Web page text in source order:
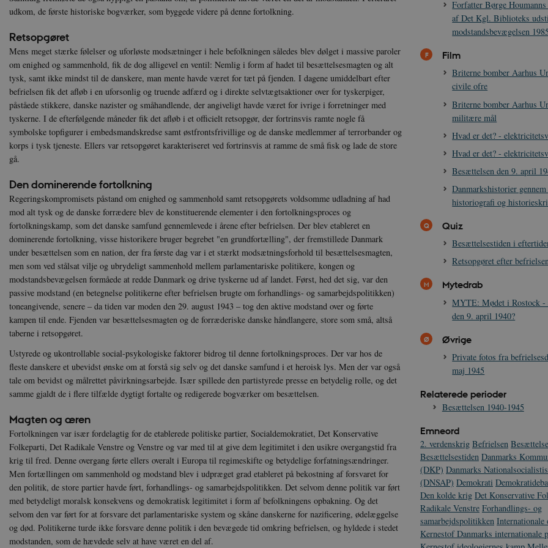
udkom, de første historiske bogværker, som byggede videre på denne fortolkning.
Retsopgøret
Mens meget stærke følelser og uforløste modsætninger i hele befolkningen således blev dølget i massive paroler
om enighed og sammenhold, fik de dog alligevel en ventil: Nemlig i form af hadet til besættelsesmagten og alt
tysk, samt ikke mindst til de danskere, man mente havde været for tæt på fjenden. I dagene umiddelbart efter
befrielsen fik det afløb i en uforsonlig og truende adfærd og i direkte selvtægtsaktioner over for tyskerpiger,
påståede stikkere, danske nazister og småhandlende, der angiveligt havde været for ivrige i forretninger med
tyskerne. I de efterfølgende måneder fik det afløb i et officielt retsopgør, der fortrinsvis ramte nogle få
symbolske topfigurer i embedsmandskredse samt østfrontsfrivillige og de danske medlemmer af terrorbander og
korps i tysk tjeneste. Ellers var retsopgøret karakteriseret ved fortrinsvis at ramme de små fisk og lade de store
gå.
Den dominerende fortolkning
Regeringskompromisets påstand om enighed og sammenhold samt retsopgørets voldsomme udladning af had
mod alt tysk og de danske forrædere blev de konstituerende elementer i den fortolkningsproces og
fortolkningskamp, som det danske samfund gennemlevede i årene efter befrielsen. Der blev etableret en
dominerende fortolkning, visse historikere bruger begrebet "en grundfortælling", der fremstillede Danmark
under besættelsen som en nation, der fra første dag var i et stærkt modsætningsforhold til besættelsesmagten,
men som ved stålsat vilje og ubrydeligt sammenhold mellem parlamentariske politikere, kongen og
modstandsbevægelsen formåede at redde Danmark og drive tyskerne ud af landet. Først, hed det sig, var den
passive modstand (en betegnelse politikerne efter befrielsen brugte om forhandlings- og samarbejdspolitikken)
toneangivende, senere – da tiden var moden den 29. august 1943 – tog den aktive modstand over og førte
kampen til ende. Fjenden var besættelsesmagten og de forræderiske danske håndlangere, store som små, altså
taberne i retsopgøret.
Ustyrede og ukontrollable social-psykologiske faktorer bidrog til denne fortolkningsproces. Der var hos de
fleste danskere et ubevidst ønske om at forstå sig selv og det danske samfund i et heroisk lys. Men der var også
tale om bevidst og målrettet påvirkningsarbejde. Især spillede den partistyrede presse en betydelig rolle, og det
samme gjaldt de i flere tilfælde dygtigt fortalte og redigerede bogværker om besættelsen.
Magten og æren
Fortolkningen var især fordelagtig for de etablerede politiske partier, Socialdemokratiet, Det Konservative
Folkeparti, Det Radikale Venstre og Venstre og var med til at give dem legitimitet i den usikre overgangstid fra
krig til fred. Denne overgang førte ellers overalt i Europa til regimeskifte og betydelige forfatningsændringer.
Men fortællingen om sammenhold og modstand blev i udpræget grad etableret på bekostning af forsvaret for
den politik, de store partier havde ført, forhandlings- og samarbejdspolitikken. Det selvom denne politik var ført
med betydeligt moralsk konsekvens og demokratisk legitimitet i form af befolkningens opbakning. Og det
selvom den var ført for at forsvare det parlamentariske system og skåne danskerne for nazificering, ødelæggelse
og død. Politikerne turde ikke forsvare denne politik i den bevægede tid omkring befrielsen, og hyldede i stedet
modstanden, som de hævdede selv at have været en del af.
Forfatter Børge
af Det Kgl. Biblioteks
modstandsbevægelsen 1985
Film
Briterne bomber Aarhus
civile ofre
Briterne bomber Aarhus
militære mål
Hvad er det? -
Hvad er det? -
Besættelsen den 9. april
Danmarkshistorier
historiografi og
Quiz
Besættelsestiden i
Retsopgøret efter
Mytedrab
MYTE: Mødet i Rostock -
den 9. april 1940?
Øvrige
Private fotos fra
maj 1945
Relaterede perioder
Besættelsen 1940-1945
Emneord
2. verdenskrig Befrielsen
Besættelsestiden Danmarks
(DKP) Danmarks
(DNSAP) Demokrati
Den kolde krig Det Konservative
Radikale Venstre Forhandlings- og
samarbejdspolitikken Internationale
Kernestof Danmarks internationale
Hjemmesiden kan ikke fungerer uden disse cookies.
.danmarkshistorien.dk
identificere en backend-session, når en
TYPO3 eller Frontend.
sp_t
Spotify Inc.
.spotify.com
1 år
Krævet for at sikre funktionaliteten af det
Dette resulterer ikke i funktionalitet på
sp_landing
Spotify Inc.
1 dag
Krævet for at sikre funktionaliteten af det
Dette resulterer ikke i funktionalitet på
JSESSIONID
Oracle Corporation
Session
JSP. Bruges normalt til at opretholde en
præferencer om samtykke til besøgende.
XSRF-TOKEN
danmarkshistoriendk.h5p.com 1 dag
Denne cookie er skrevet for at hjælpe med
forhindre forfalskningsangreb på tværs af
__cf_bm
Cloudflare Inc.
.vimeo.com
minutter
Denne cookie bruges til at skelne mellem
deres hjemmeside.
Udbyder / Domæne
nmstat
Siteimprove A/S
.danmarkshistorien.dk
1 år 1
måned
Denne cookie sættes af SiteImprove. Den
til interne analyser.
CloudFront-
Key-Pair-Id
.h5p.com Session Amazon cloud front
_gid
Google LLC
.danmarkshistorien.dk
1 dag
Dette cookienavn er knyttet til Google Universal
tilgængelig fra Google. Det ser ud til at gemme
for hver besøgte side.
CloudFront-
Signature
.h5p.com Session Amazon cloud front
vuid
Vimeo.com Inc.
.vimeo.com
1 år 1
måned
Disse cookies bruges af Vimeo-videoafspilleren
CloudFront-
Region
.h5p.com Session Amazon cloud front
CloudFront-
Policy
.h5p.com Session Amazon cloud front
_ga_7J1SYH77RJ Google Analytics
Navn
Udbyder /
Domæne
Udløb Beskrivelse
VISITOR_INFO1_LIVE
Google LLC
.youtube.com
6
måneder
Denne cookie indstilles af Youtube for at holde styr på
videoer, der er indlejret i websteder; den kan også afgøre,
bruger den nye eller gamle version af Youtube-grænsefladen.
.google.com
måneder
3 dage
Denne cookie indstilles af DoubleClick (som ejes af Google)
oprette en profil af dine interesser og vise dig relevante
YSC
Google LLC
.youtube.com
Session Denne cookie indstilles af YouTube til at spore visninger af
Navn Udbyder / Domæne
cf_clearance
Cloudflare, Inc.
.podbean.com
1 år
Navn Udbyder / Domæne
_cfuvid
.vimeo.com
Session
VISITOR_PRIVACY_METADATA
YouTube
.youtube.com
6 måneder